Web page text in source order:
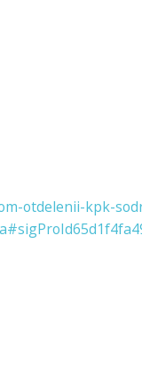
otdelenii-kpk-